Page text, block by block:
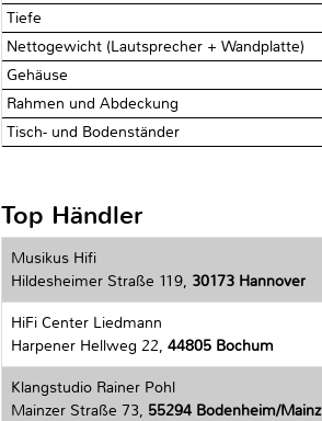
Tiefe
Nettogewicht (Lautsprecher + Wandplatte)
Gehäuse
Rahmen und Abdeckung
Tisch- und Bodenständer
Top Händler
Musikus Hifi
Hildesheimer Straße 119, 30173 Hannover
HiFi Center Liedmann
Harpener Hellweg 22, 44805 Bochum
Klangstudio Rainer Pohl
Mainzer Straße 73, 55294 Bodenheim/Mainz